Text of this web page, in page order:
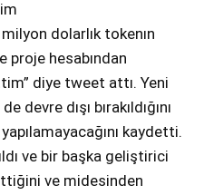
dolarlık tokenın
proje hesabından
diye tweet attı. Yeni
dışı bırakıldığını
kaydetti.
ve bir başka geliştirici
ve midesinden